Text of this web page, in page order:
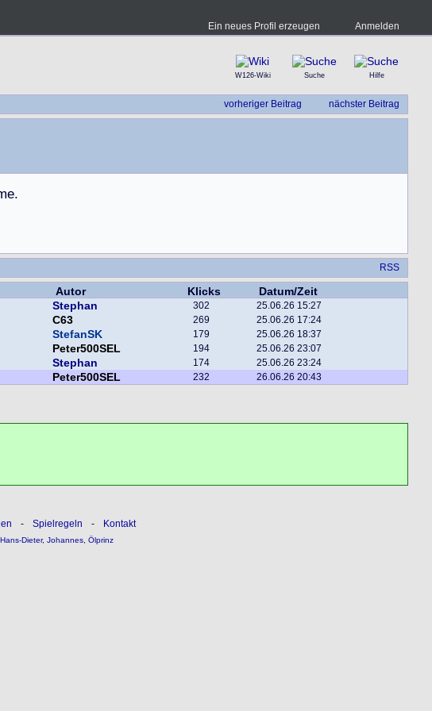
Ein neues Profil erzeugen Anmelden
W126-Wiki Suche Hilfe
vorheriger Beitrag nächster Beitrag
e.
RSS
Autor Klicks
Datum/Zeit
Stephan 302 25.06.26 15:27
C63 269 25.06.26 17:24
StefanSK 179 25.06.26 18:37
Peter500SEL 194 25.06.26 23:07
Stephan 174 25.06.26 23:24
Peter500SEL 232 26.06.26 20:43
- Spielregeln - Kontakt
Hans-Dieter, Johannes, Ölprinz